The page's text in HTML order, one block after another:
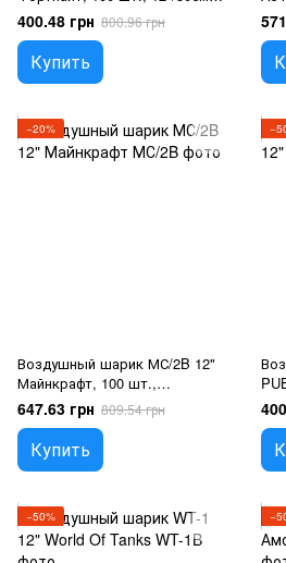
Ассорти пастель, Игры
400.48 грн 800.96 грн
Купить
−20%
Воздушный шарик МС/2B 12"
Майнкрафт, 100 шт.,
12"/30см., Микс (5 цветов),
Майнкрафт
647.63 грн 809.54 грн
Купить
−50%